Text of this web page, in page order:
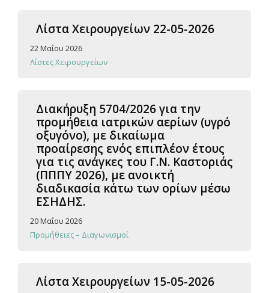
Λίστα Χειρουργείων 22-05-2026
22 Μαΐου 2026
Λίστες Χειρουργείων
Διακήρυξη 5704/2026 για την
προμήθεια ιατρικών αερίων (υγρό
οξυγόνο), με δικαίωμα
προαίρεσης ενός επιπλέον έτους
για τις ανάγκες του Γ.Ν. Καστοριάς
(ΠΠΠΥ 2026), με ανοικτή
διαδικασία κάτω των ορίων μέσω
ΕΣΗΔΗΣ.
20 Μαΐου 2026
Προμήθειες – Διαγωνισμοί
Λίστα Χειρουργείων 15-05-2026